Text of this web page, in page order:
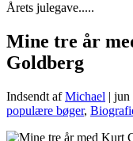
Årets julegave.....
Mine tre år
Goldberg
Indsendt afMichael | jun
populære bøger,